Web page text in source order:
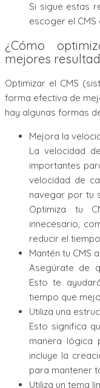
Si sigue estas
escoger el
¿Cómo
mejores
Optimizar el CMS
forma efectiva de
hay algunas formas
Mejora la
La velocidad
importantes
velocidad de
navegar por tu
Optimiza tu
innecesario,
reducir el
Mantén tu CMS
Asegúrate de
Esto te
tiempo que
Utiliza una
Esto significa
manera lógica
incluye la
para mantener
Utiliza un tema